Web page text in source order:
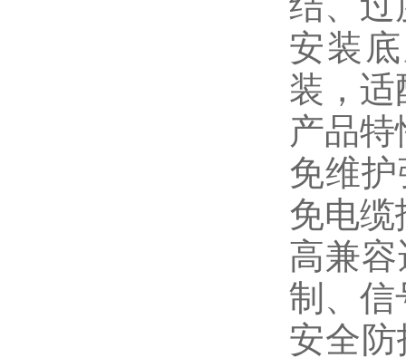
安装
装，适
产品特
免维
免电缆
高兼
制、信
安全